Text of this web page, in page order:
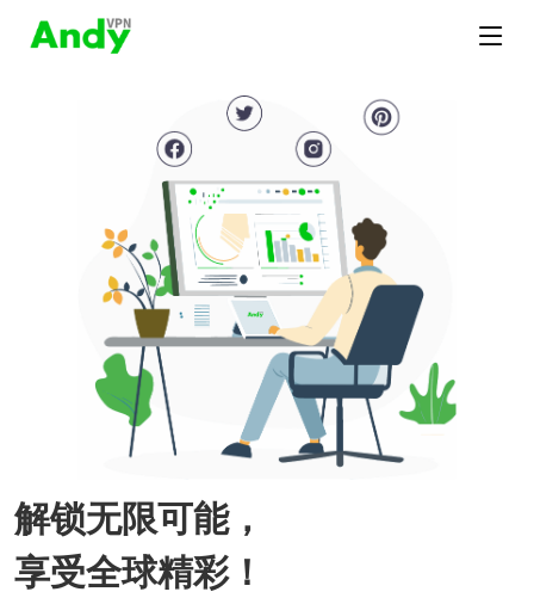
解锁无限可能，
享受全球精彩！